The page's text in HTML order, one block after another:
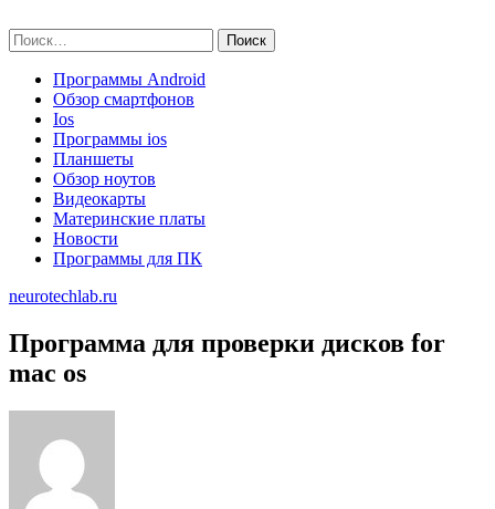
to
content
Найти:
Программы Android
Обзор смартфонов
Ios
Программы ios
Планшеты
Обзор ноутов
Видеокарты
Материнские платы
Новости
Программы для ПК
neurotechlab.ru
Программа для проверки дисков for
mac os